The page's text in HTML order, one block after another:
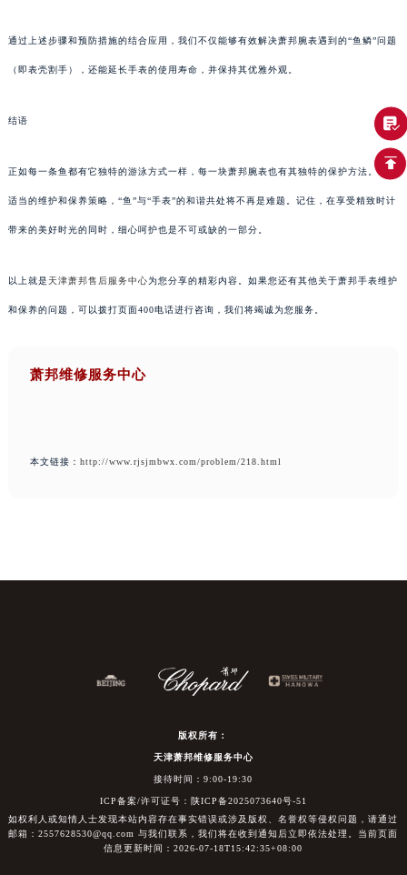
通过上述步骤和预防措施的结合应用，我们不仅能够有效解决萧邦腕表遇到的“鱼鳞”问题
（即表壳割手），还能延长手表的使用寿命，并保持其优雅外观。
结语
正如每一条鱼都有它独特的游泳方式一样，每一块萧邦腕表也有其独特的保护方法。通过
适当的维护和保养策略，“鱼”与“手表”的和谐共处将不再是难题。记住，在享受精致时计
带来的美好时光的同时，细心呵护也是不可或缺的一部分。
以上就是天津萧邦售后服务中心为您分享的精彩内容。如果您还有其他关于萧邦手表维护
和保养的问题，可以拨打页面400电话进行咨询，我们将竭诚为您服务。
萧邦维修服务中心
本文链接： http://www.rjsjmbwx.com/problem/218.html
版权所有：
天津萧邦维修服务中心
接待时间：9:00-19:30
ICP备案/许可证号：陕ICP备2025073640号-51
如权利人或知情人士发现本站内容存在事实错误或涉及版权、名誉权等侵权问题，请通过
邮箱：2557628530@qq.com 与我们联系，我们将在收到通知后立即依法处理。当前页面
信息更新时间：2026-07-18T15:42:35+08:00